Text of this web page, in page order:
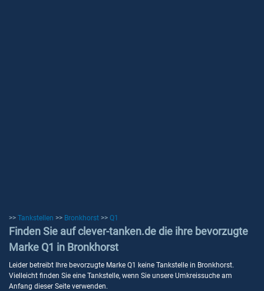
>> Tankstellen >> Bronkhorst >> Q1
Finden Sie auf clever-tanken.de die ihre bevorzugte
Marke Q1 in Bronkhorst
Leider betreibt Ihre bevorzugte Marke Q1 keine Tankstelle in Bronkhorst.
Vielleicht finden Sie eine Tankstelle, wenn Sie unsere Umkreissuche am
Anfang dieser Seite verwenden.